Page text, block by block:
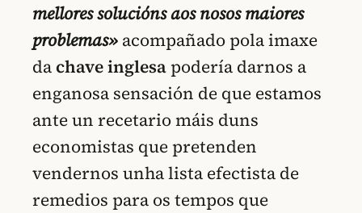
mellores solucións aos nosos maiores
problemas» acompañado pola imaxe
da chave inglesa podería darnos a
enganosa sensación de que estamos
ante un recetario máis duns
economistas que pretenden
vendernos unha lista efectista de
remedios para os tempos que